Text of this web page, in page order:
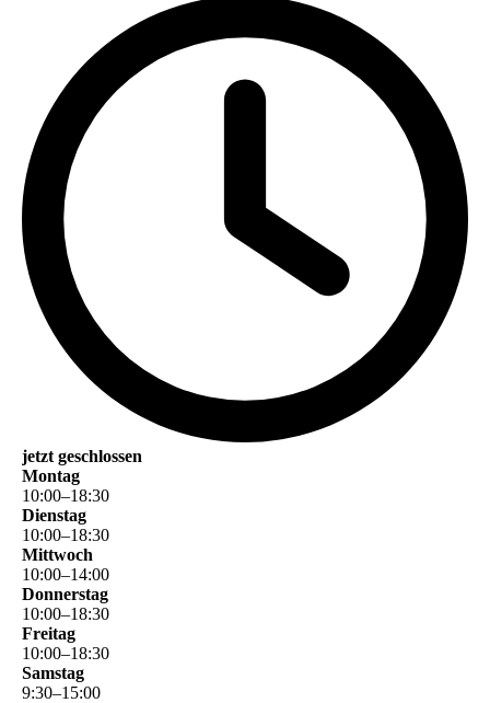
jetzt geschlossen
Montag
10:00–18:30
Dienstag
10:00–18:30
Mittwoch
10:00–14:00
Donnerstag
10:00–18:30
Freitag
10:00–18:30
Samstag
9:30–15:00